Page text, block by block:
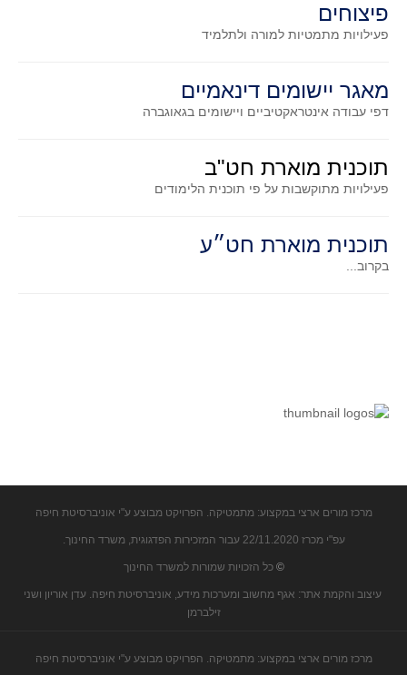
פיצוחים
פעילויות מתמטיות למורה ולתלמיד
מאגר יישומים דינאמיים
דפי עבודה אינטראקטיביים ויישומים בגאוגברה
תוכנית מוארת חט"ב
פעילויות מתוקשבות על פי תוכנית הלימודים
תוכנית מוארת חט״ע
בקרוב...
מרכז מורים ארצי במקצוע: מתמטיקה. הפרויקט מבוצע ע"י אוניברסיטת חיפה
עפ"י מכרז 22/11.2020 עבור המזכירות הפדגוגית, משרד החינוך.
© כל הזכויות שמורות למשרד החינוך
עיצוב והקמת אתר: אגף מחשוב ומערכות מידע, אוניברסיטת חיפה. עדן אוריון ושני
זילברמן
מרכז מורים ארצי במקצוע: מתמטיקה. הפרויקט מבוצע ע"י אוניברסיטת חיפה